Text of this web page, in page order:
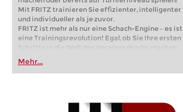
Mit FRITZ trainieren Sie effizienter, intelligenter
und individueller als je zuvor.
FRITZ ist mehr als nur eine Schach-Engine – es ist
eine Trainingsrevolution! Egal, ob Sie Ihre ersten
Schritte in die Welt des Vereinsschachs machen
oder bereits auf Turnierniveau spielen: Mit
FRITZ trainieren Sie effizienter, intelligenter und
individueller als je zuvor.
Mehr...